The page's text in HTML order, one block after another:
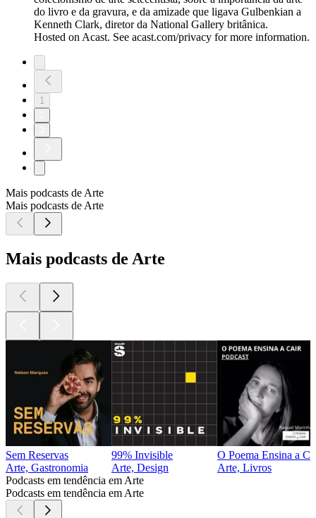
do livro e da gravura, e da amizade que ligava Gulbenkian a
Kenneth Clark, diretor da National Gallery britânica.
Hosted on Acast. See acast.com/privacy for more information.
1
Mais podcasts de Arte
Mais podcasts de Arte
Mais podcasts de Arte
Sem Reservas
Arte, Gastronomia
99% Invisible
Arte, Design
O Poema Ensina a
Arte, Livros
Podcasts em tendência em Arte
Podcasts em tendência em Arte